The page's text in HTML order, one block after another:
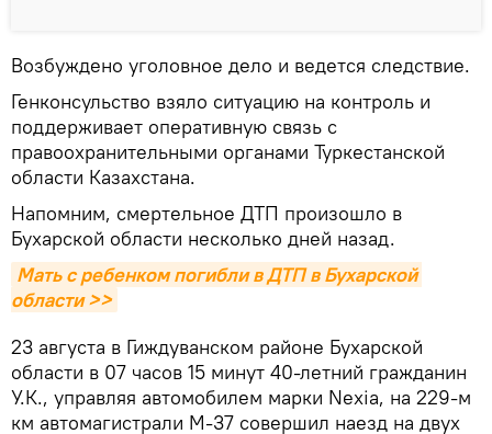
Возбуждено уголовное дело и ведется следствие.
Генконсульство взяло ситуацию на контроль и
поддерживает оперативную связь с
правоохранительными органами Туркестанской
области Казахстана.
Напомним, смертельное ДТП произошло в
Бухарской области несколько дней назад.
Мать с ребенком погибли в ДТП в Бухарской
области >>
23 августа в Гиждуванском районе Бухарской
области в 07 часов 15 минут 40-летний гражданин
У.К., управляя автомобилем марки Nexia, на 229-м
км автомагистрали М-37 совершил наезд на двух